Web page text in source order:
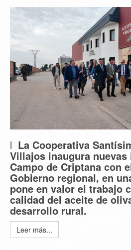
l La Cooperativa
Villajos inaugura
Campo de Criptana con
Gobierno regional, en
pone en valor el trabajo
calidad del aceite de
desarrollo rural.
Leer más...